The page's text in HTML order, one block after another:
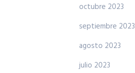
octubre 2023
septiembre 2023
agosto 2023
julio 2023